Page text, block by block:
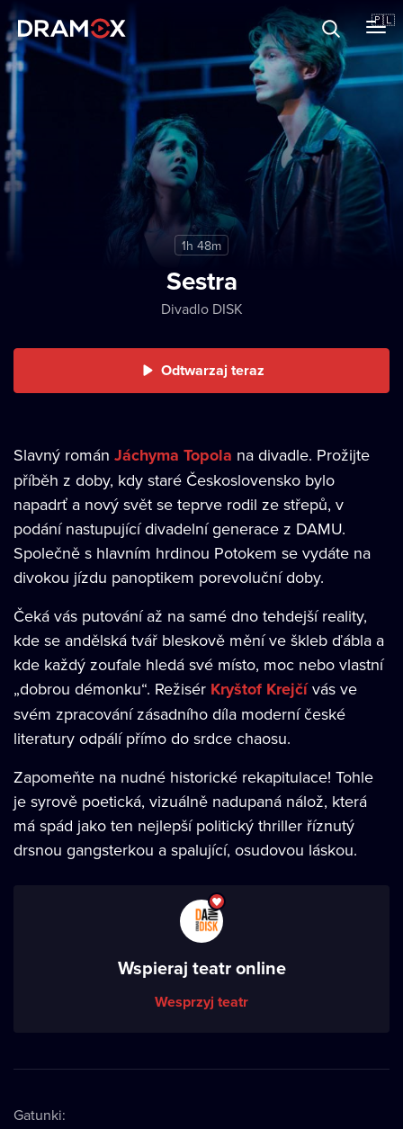
🇵🇱
Karty podarunkowe
Zarejestruj się
1h 48m
Sestra
Divadlo DISK
Odtwarzaj teraz
Slavný román Jáchyma Topola na divadle. Prožijte
příběh z doby, kdy staré Československo bylo
napadrť a nový svět se teprve rodil ze střepů, v
podání nastupující divadelní generace z DAMU.
Společně s hlavním hrdinou Potokem se vydáte na
divokou jízdu panoptikem porevoluční doby.
Čeká vás putování až na samé dno tehdejší reality,
kde se andělská tvář bleskově mění ve škleb ďábla a
kde každý zoufale hledá své místo, moc nebo vlastní
„dobrou démonku“. Režisér Kryštof Krejčívás ve
svém zpracování zásadního díla moderní české
literatury odpálí přímo do srdce chaosu.
Zapomeňte na nudné historické rekapitulace! Tohle
je syrově poetická, vizuálně nadupaná nálož, která
má spád jako ten nejlepší politický thriller říznutý
drsnou gangsterkou a spalující, osudovou láskou.
Wspieraj teatr online
Wesprzyj teatr
Gatunki: